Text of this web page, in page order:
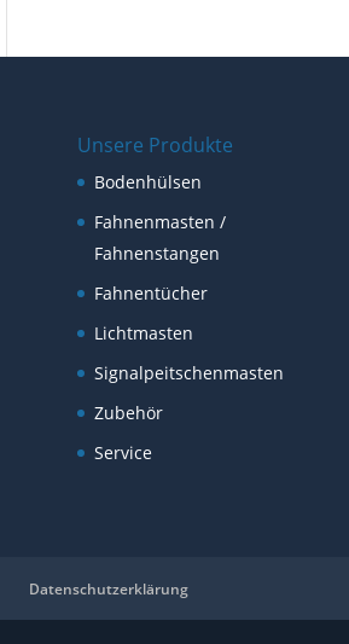
Unsere Produkte
Bodenhülsen
Fahnenmasten /
Fahnenstangen
Fahnentücher
Lichtmasten
Signalpeitschenmasten
Zubehör
Service
Datenschutzerklärung